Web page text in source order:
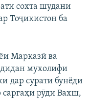
сохта шудани
Тоҷикистон ба
Марказӣ ва
мухолифи
дар сурати бунёди
саргаҳи рӯди Вахш,